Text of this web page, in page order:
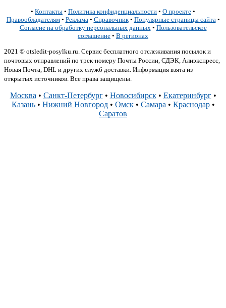
• Контакты • Политика конфиденциальности • О проекте •
Правообладателям• Реклама• Справочник• Популярные страницы сайта•
Согласие на обработку персональных данных• Пользовательское
соглашение • В регионах
2021 © otsledit-posylku.ru. Сервис бесплатного отслеживания посылок и
почтовых отправлений по трек-номеру Почты России, СДЭК, Алиэкспресс,
Новая Почта, DHL и других служб доставки. Информация взята из
открытых источников. Все права защищены.
Москва• Санкт-Петербург• Новосибирск• Екатеринбург•
Казань• Нижний Новгород• Омск• Самара• Краснодар•
Саратов